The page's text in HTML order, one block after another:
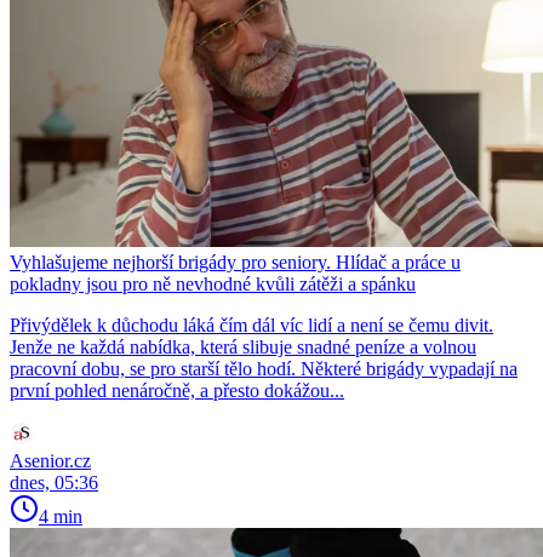
Vyhlašujeme nejhorší brigády pro seniory. Hlídač a práce u
pokladny jsou pro ně nevhodné kvůli zátěži a spánku
Přivýdělek k důchodu láká čím dál víc lidí a není se čemu divit.
Jenže ne každá nabídka, která slibuje snadné peníze a volnou
pracovní dobu, se pro starší tělo hodí. Některé brigády vypadají na
první pohled nenáročně, a přesto dokážou...
Asenior.cz
dnes, 05:36
4 min